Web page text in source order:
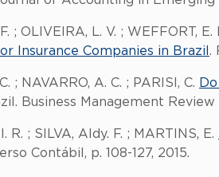
; OLIVEIRA, L. V. ; WEFFORT, E.
Insurance Companies in Brazil .
; NAVARRO, A. C. ; PARISI, C.
Business Management Review
R. ; SILVA, Aldy. F. ; MARTINS, E.
Contábil, p. 108-127, 2015.